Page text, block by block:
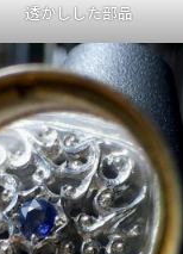
透かしした部品